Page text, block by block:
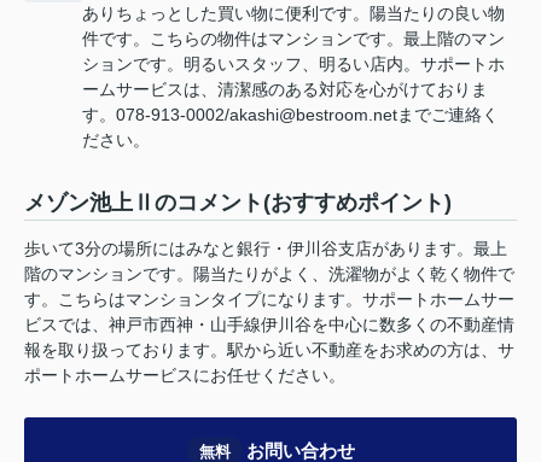
ありちょっとした買い物に便利です。陽当たりの良い物
件です。こちらの物件はマンションです。最上階のマン
ションです。明るいスタッフ、明るい店内。サポートホ
ームサービスは、清潔感のある対応を心がけておりま
す。078-913-0002/akashi@bestroom.netまでご連絡く
ださい。
メゾン池上Ⅱのコメント(おすすめポイント)
歩いて3分の場所にはみなと銀行・伊川谷支店があります。最上
階のマンションです。陽当たりがよく、洗濯物がよく乾く物件で
す。こちらはマンションタイプになります。サポートホームサー
ビスでは、神戸市西神・山手線伊川谷を中心に数多くの不動産情
報を取り扱っております。駅から近い不動産をお求めの方は、サ
ポートホームサービスにお任せください。
無料 お問い合わせ